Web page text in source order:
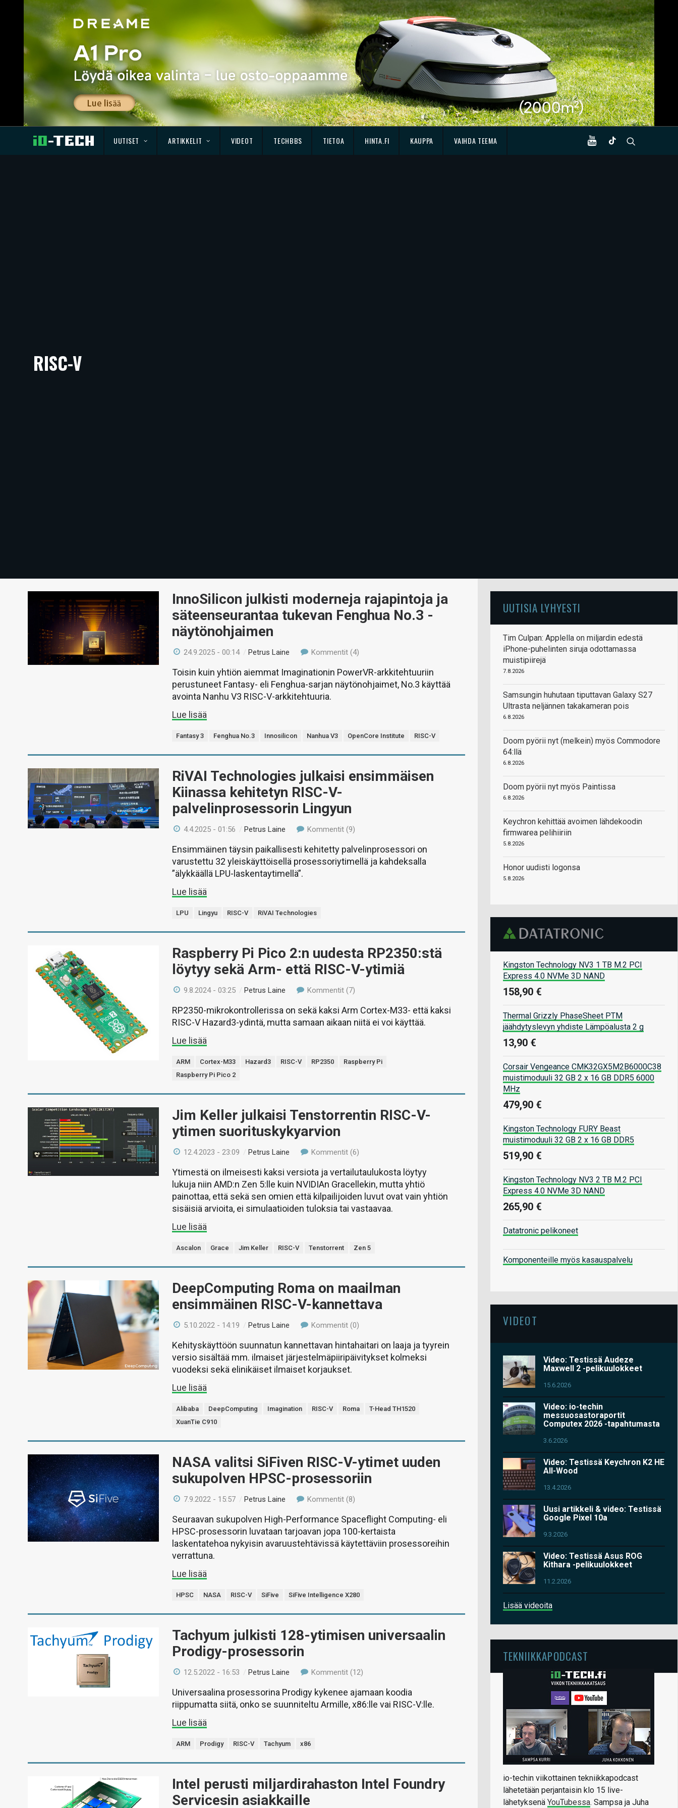
UUTISET ARTIKKELIT VIDEOT TECHBBS TIETOA HINTA.FI KAUPPA VAIHDA TEEMA
RISC-V
InnoSilicon julkisti moderneja rajapintoja ja
säteenseurantaa tukevan Fenghua No.3 -
näytönohjaimen
24.9.2025 - 00:14 /Petrus Laine Kommentit (4)
Toisin kuin yhtiön aiemmat Imaginationin PowerVR-arkkitehtuuriin
perustuneet Fantasy- eli Fenghua-sarjan näytönohjaimet, No.3 käyttää
avointa Nanhu V3 RISC-V-arkkitehtuuria.
Lue lisää
Fantasy 3 Fenghua No.3 Innosilicon Nanhua V3 OpenCore Institute RISC-V
RiVAI Technologies julkaisi ensimmäisen
Kiinassa kehitetyn RISC-V-
palvelinprosessorin Lingyun
4.4.2025 - 01:56 /Petrus Laine Kommentit (9)
Ensimmäinen täysin paikallisesti kehitetty palvelinprosessori on
varustettu 32 yleiskäyttöisellä prosessoriytimellä ja kahdeksalla
”älykkäällä LPU-laskentaytimellä”.
Lue lisää
LPU Lingyu RISC-V RiVAI Technologies
Raspberry Pi Pico 2:n uudesta RP2350:stä
löytyy sekä Arm- että RISC-V-ytimiä
9.8.2024 - 03:25 /Petrus Laine Kommentit (7)
RP2350-mikrokontrollerissa on sekä kaksi Arm Cortex-M33- että kaksi
RISC-V Hazard3-ydintä, mutta samaan aikaan niitä ei voi käyttää.
Lue lisää
ARM Cortex-M33 Hazard3 RISC-V RP2350
Raspberry Pi
Raspberry Pi Pico 2
Jim Keller julkaisi Tenstorrentin RISC-V-
ytimen suorituskykyarvion
12.4.2023 - 23:09 /Petrus Laine Kommentit (6)
Ytimestä on ilmeisesti kaksi versiota ja vertailutaulukosta löytyy
lukuja niin AMD:n Zen 5:lle kuin NVIDIAn Gracellekin, mutta yhtiö
painottaa, että sekä sen omien että kilpailijoiden luvut ovat vain yhtiön
sisäisiä arvioita, ei simulaatioiden tuloksia tai vastaavaa.
Lue lisää
Ascalon Grace Jim Keller RISC-V Tenstorrent Zen 5
DeepComputing Roma on maailman
ensimmäinen RISC-V-kannettava
5.10.2022 - 14:19 /Petrus Laine Kommentit (0)
Kehityskäyttöön suunnatun kannettavan hintahaitari on laaja ja tyyrein
versio sisältää mm. ilmaiset järjestelmäpiiripäivitykset kolmeksi
vuodeksi sekä elinikäiset ilmaiset korjaukset.
Lue lisää
Alibaba DeepComputing Imagination RISC-V Roma
T-Head TH1520
XuanTie C910
NASA valitsi SiFiven RISC-V-ytimet uuden
sukupolven HPSC-prosessoriin
7.9.2022 - 15:57 /Petrus Laine Kommentit (8)
Seuraavan sukupolven High-Performance Spaceflight Computing- eli
HPSC-prosessorin luvataan tarjoavan jopa 100-kertaista
laskentatehoa nykyisin avaruustehtävissä käytettäviin prosessoreihin
verrattuna.
Lue lisää
HPSC NASA RISC-V SiFive SiFive Intelligence X280
Tachyum julkisti 128-ytimisen universaalin
Prodigy-prosessorin
12.5.2022 - 16:53 /Petrus Laine Kommentit (12)
Universaalina prosessorina Prodigy kykenee ajamaan koodia
riippumatta siitä, onko se suunniteltu Armille, x86:lle vai RISC-V:lle.
Lue lisää
ARM Prodigy RISC-V Tachyum x86
Intel perusti miljardirahaston Intel Foundry
Servicesin asiakkaille
UUTISIA LYHYESTI
Tim Culpan: Applella on miljardin edestä
iPhone-puhelinten siruja odottamassa
muistipiirejä
7.8.2026
Samsungin huhutaan tiputtavan Galaxy S27
Ultrasta neljännen takakameran pois
6.8.2026
Doom pyörii nyt (melkein) myös Commodore
64:llä
6.8.2026
Doom pyörii nyt myös Paintissa
6.8.2026
Keychron kehittää avoimen lähdekoodin
firmwarea pelihiiriin
5.8.2026
Honor uudisti logonsa
5.8.2026
Kingston Technology NV3 1 TB M.2 PCI
Express 4.0 NVMe 3D NAND
158,90 €
Thermal Grizzly PhaseSheet PTM
jäähdytyslevyn yhdiste Lämpöalusta 2 g
13,90 €
Corsair Vengeance CMK32GX5M2B6000C38
muistimoduuli 32 GB 2 x 16 GB DDR5 6000
MHz
479,90 €
Kingston Technology FURY Beast
muistimoduuli 32 GB 2 x 16 GB DDR5
519,90 €
Kingston Technology NV3 2 TB M.2 PCI
Express 4.0 NVMe 3D NAND
265,90 €
Datatronic pelikoneet
Komponenteille myös kasauspalvelu
VIDEOT
Video: Testissä Audeze
Maxwell 2 -pelikuulokkeet
15.6.2026
Video: io-techin
messuosastoraportit
Computex 2026 -tapahtumasta
3.6.2026
Video: Testissä Keychron K2 HE
All-Wood
13.4.2026
Uusi artikkeli & video: Testissä
Google Pixel 10a
9.3.2026
Video: Testissä Asus ROG
Kithara -pelikuulokkeet
11.2.2026
Lisää videoita
TEKNIIKKAPODCAST
io-techin viikottainen tekniikkapodcast
lähetetään perjantaisin klo 15 live-
lähetyksenä YouTubessa. Sampsa ja Juha